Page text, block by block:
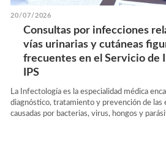
20/07/2026
Consultas por infecciones
vías urinarias y cutáneas
frecuentes en el Servicio de
IPS
La Infectología es la especialidad médica
diagnóstico, tratamiento y prevención de las
causadas por bacterias, virus, hongos y